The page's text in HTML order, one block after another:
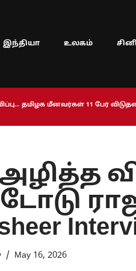
இந்தியா உலகம்
தமிழக மீனவர்கள் 11 பேர்
May 16, 2026